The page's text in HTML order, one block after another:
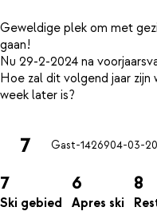
Geweldige plek om met
gaan!
Nu 29-2-2024 na
Hoe zal dit volgend jaar zijn
7 Gast-1426904-03-
7
Ski gebied
6
Apres ski
8